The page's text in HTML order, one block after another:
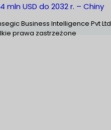
mln USD do 2032 r. – Chiny
Business Intelligence Pvt Ltd
prawa zastrzeżone